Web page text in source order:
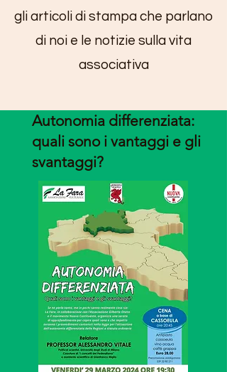
gli articoli di stampa che parlano
di noi e le notizie sulla vita
associativa
Autonomia differenziata:
quali sono i vantaggi e gli
svantaggi?